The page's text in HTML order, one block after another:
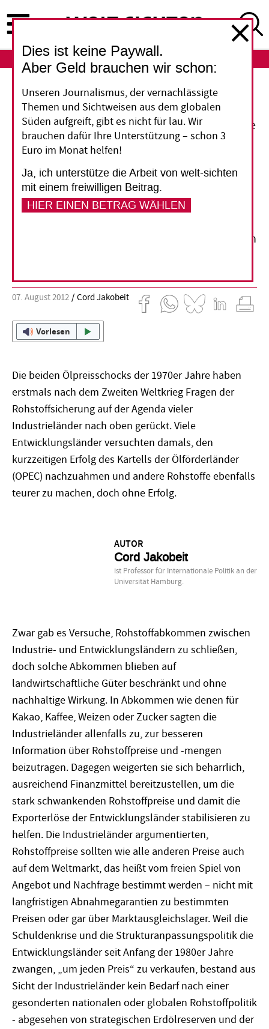
zum
Inhalt
ABO
Im Visier der reichen Staaten
Die Preise vieler Rohstoffe sind in ebenso wie die
Nachfrage in den vergangenen Jahren stark
gestiegen. Viele Industrie- und Schwellenländer
haben deshalb nationalen Strategien formuliert
mit dem Ziel, der heimischen Industrie
günstigen Zugang zu Rohstoffen zu sichern.
globalen Ordnung zur nachhaltigen Nutzung von
07. August 2012 Cord Jakobeit
Vorlesen
Die beiden Ölpreisschocks der 1970er Jahre haben
erstmals nach dem Zweiten Weltkrieg Fragen der
Rohstoffsicherung auf der Agenda vieler
Industrieländer nach oben gerückt. Viele
Entwicklungsländer versuchten damals, den
kurzzeitigen Erfolg des Kartells der Ölförderländer
(OPEC) nachzuahmen und andere Rohstoffe ebenfalls
teurer zu machen, doch ohne Erfolg.
AUTOR
Cord Jakobeit
ist Professor für Internationale Politik an der
Universität Hamburg.
Zwar gab es Versuche, Rohstoffabkommen zwischen
Industrie- und Entwicklungsländern zu schließen,
doch solche Abkommen blieben auf
landwirtschaftliche Güter beschränkt und ohne
nachhaltige Wirkung. In Abkommen wie denen für
Kakao, Kaffee, Weizen oder Zucker sagten die
Industrieländer allenfalls zu, zur besseren
Information über Rohstoffpreise und -mengen
beizutragen. Dagegen weigerten sie sich beharrlich,
ausreichend Finanzmittel bereitzustellen, um die
stark schwankenden Rohstoffpreise und damit die
Exporterlöse der Entwicklungsländer stabilisieren zu
helfen. Die Industrieländer argumentierten,
Rohstoffpreise sollten wie alle anderen Preise auch
auf dem Weltmarkt, das heißt vom freien Spiel von
Angebot und Nachfrage bestimmt werden – nicht mit
langfristigen Abnahmegarantien zu bestimmten
Preisen oder gar über Marktausgleichslager. Weil die
Schuldenkrise und die Strukturanpassungspolitik die
Entwicklungsländer seit Anfang der 1980er Jahre
zwangen, „um jeden Preis“ zu verkaufen, bestand aus
Sicht der Industrieländer kein Bedarf nach einer
gesonderten nationalen oder globalen Rohstoffpolitik
- abgesehen von strategischen Erdölreserven und der
Dies ist keine Paywall.
Aber Geld brauchen wir schon:
Unseren Journalismus, der vernachlässigte
Themen und Sichtweisen aus dem globalen
Süden aufgreift, gibt es nicht für lau. Wir
brauchen dafür Ihre Unterstützung – schon 3
Euro im Monat helfen!
Ja, ich unterstütze die Arbeit von welt-sichten
mit einem freiwilligen Beitrag.
HIER EINEN BETRAG WÄHLEN